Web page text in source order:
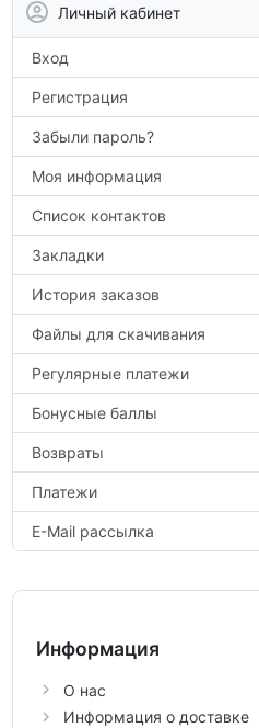
по предметам.
Личный кабинет
Вход
Регистрация
Забыли пароль?
Моя информация
Список контактов
Закладки
История заказов
Файлы для скачивания
Регулярные платежи
Бонусные баллы
Возвраты
Платежи
E-Mail рассылка
Информация
О нас
Информация о доставке